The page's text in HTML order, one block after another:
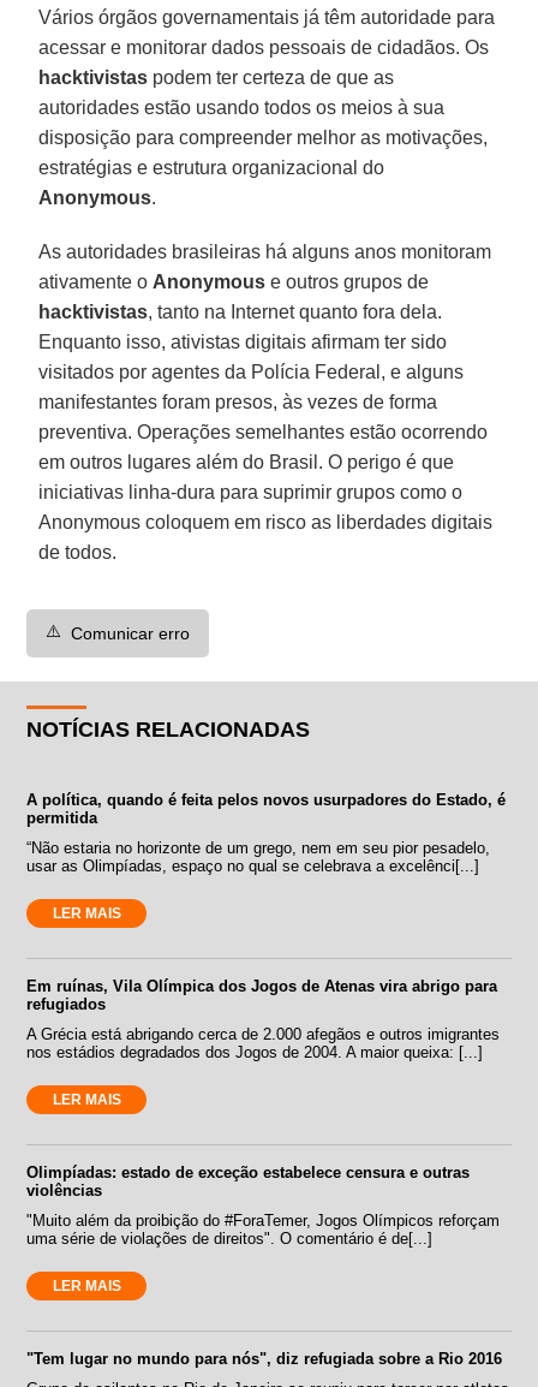
Vários órgãos governamentais já têm autoridade para
acessar e monitorar dados pessoais de cidadãos. Os
hacktivistas podem ter certeza de que as
autoridades estão usando todos os meios à sua
disposição para compreender melhor as motivações,
estratégias e estrutura organizacional do
Anonymous.
As autoridades brasileiras há alguns anos monitoram
ativamente o Anonymous e outros grupos de
hacktivistas, tanto na Internet quanto fora dela.
Enquanto isso, ativistas digitais afirmam ter sido
visitados por agentes da Polícia Federal, e alguns
manifestantes foram presos, às vezes de forma
preventiva. Operações semelhantes estão ocorrendo
em outros lugares além do Brasil. O perigo é que
iniciativas linha-dura para suprimir grupos como o
Anonymous coloquem em risco as liberdades digitais
de todos.
⚠️ Comunicar erro
NOTÍCIAS RELACIONADAS
A política, quando é feita pelos novos usurpadores do Estado, é
permitida
“Não estaria no horizonte de um grego, nem em seu pior pesadelo,
usar as Olimpíadas, espaço no qual se celebrava a excelênci[...]
LER MAIS
Em ruínas, Vila Olímpica dos Jogos de Atenas vira abrigo para
refugiados
A Grécia está abrigando cerca de 2.000 afegãos e outros imigrantes
nos estádios degradados dos Jogos de 2004. A maior queixa: [...]
LER MAIS
Olimpíadas: estado de exceção estabelece censura e outras
violências
"Muito além da proibição do #ForaTemer, Jogos Olímpicos reforçam
uma série de violações de direitos". O comentário é de[...]
LER MAIS
"Tem lugar no mundo para nós", diz refugiada sobre a Rio 2016